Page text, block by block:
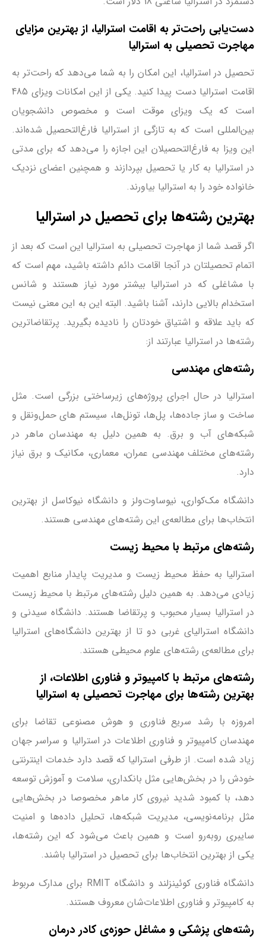
دست‌یابی راحت‌تر به اقامت استرالیا، از بهترین مزایای
مهاجرت تحصیلی به استرالیا
تحصیل در استرالیا، این امکان را به شما می‌دهد که راحت‌تر به
اقامت استرالیا دست پیدا کنید. یکی از این امکانات ویزای 485
است که یک ویزای موقت است و مخصوص دانشجویان
بین‌المللی است که به تازگی از استرالیا فارغ‌التحصیل شده‌اند.
این ویزا به فارغ‌التحصیلان این اجازه را می‌دهد که برای مدتی
در استرالیا به کار یا تحصیل بپردازند و همچنین اعضای نزدیک
خانواده خود را به استرالیا بیاورند.
بهترین رشته‌ها برای تحصیل در استرالیا
اگر قصد شما از مهاجرت تحصیلی به استرالیا این است که بعد از
اتمام تحصیلتان در آنجا اقامت دائم داشته باشید، مهم است که
با مشاغلی که در استرالیا بیشتر مورد نیاز هستند و شانس
استخدام بالایی دارند، آشنا باشید. البته این به این معنی نیست
که باید علاقه و اشتیاق خودتان را نادیده بگیرید. پرتقاضاترین
رشته‌ها در استرالیا عبارتند از:
رشته‌های مهندسی
استرالیا در حال اجرای پروژه‌های زیرساختی بزرگی است. مثل
ساخت و ساز جاده‌ها، پل‌ها، تونل‌ها، سیستم های حمل‌ونقل و
شبکه‌های آب و برق. به همین دلیل به مهندسان ماهر در
رشته‌های مختلف مهندسی عمران، معماری، مکانیک و برق نیاز
دارد.
دانشگاه مک‌کواری، نیوساوت‌ولز و دانشگاه نیوکاسل از بهترین
انتخاب‌ها برای مطالعه‌ی این رشته‌های مهندسی هستند.
رشته‌های مرتبط با محیط زیست
استرالیا به حفظ محیط زیست و مدیریت پایدار منابع اهمیت
زیادی می‌دهد. به همین دلیل رشته‌های مرتبط با محیط زیست
در استرالیا بسیار محبوب و پرتقاضا هستند. دانشگاه سیدنی و
دانشگاه استرالیای غربی دو تا از بهترین دانشگاه‌های استرالیا
برای مطالعه‌ی رشته‌های علوم محیطی هستند.
رشته‌های مرتبط با کامپیوتر و فناوری اطلاعات، از
بهترین رشته‌ها برای مهاجرت تحصیلی به استرالیا
امروزه با رشد سریع فناوری و هوش مصنوعی تقاضا برای
مهندسان کامپیوتر و فناوری اطلاعات در استرالیا و سراسر جهان
زیاد شده است. از طرفی استرالیا که قصد دارد خدمات اینترنتی
خودش را در بخش‌هایی مثل بانکداری، سلامت و آموزش توسعه
دهد، با کمبود شدید نیروی کار ماهر مخصوصا در بخش‌هایی
مثل برنامه‌نویسی، مدیریت شبکه‌ها، تحلیل داده‌ها و امنیت
سایبری روبه‌رو است و همین باعث می‌شود که این رشته‌ها،
یکی از بهترین انتخاب‌ها برای تحصیل در استرالیا باشند.
دانشگاه فناوری کوئینزلند و دانشگاه RMIT برای مدارک مربوط
به کامپیوتر و فناوری اطلاعات‌شان معروف هستند.
رشته‌های پزشکی و مشاغل حوزه‌ی کادر درمان